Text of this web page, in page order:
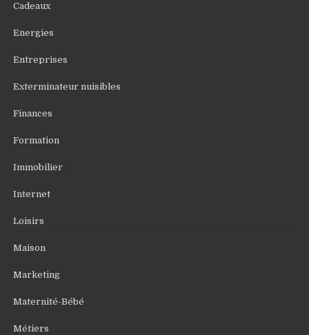
Cadeaux
Energies
Entreprises
Exterminateur nuisibles
Finances
Formation
Immobilier
Internet
Loisirs
Maison
Marketing
Maternité-Bébé
Métiers